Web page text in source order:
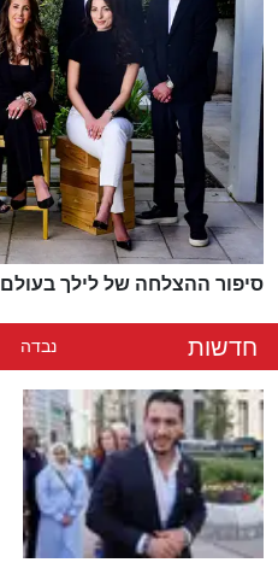
סיפור ההצלחה של לילך
נבדה חדשות